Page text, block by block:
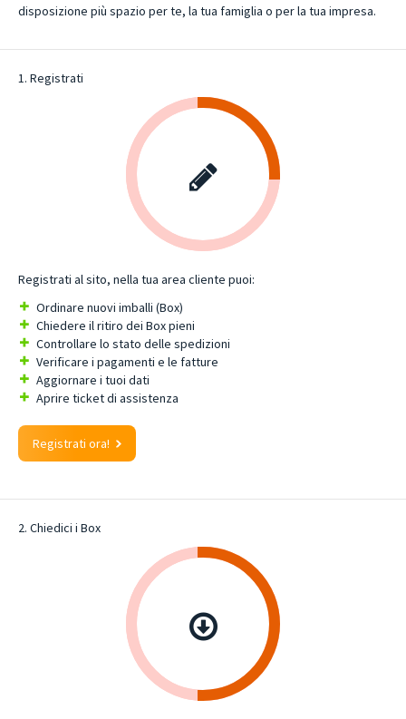
disposizione più spazio per te, la tua famiglia o per la tua impresa.
1. Registrati
Registrati al sito, nella tua area cliente puoi:
Ordinare nuovi imballi (Box)
Chiedere il ritiro dei Box pieni
Controllare lo stato delle spedizioni
Verificare i pagamenti e le fatture
Aggiornare i tuoi dati
Aprire ticket di assistenza
Registrati ora!
2. Chiedici i Box